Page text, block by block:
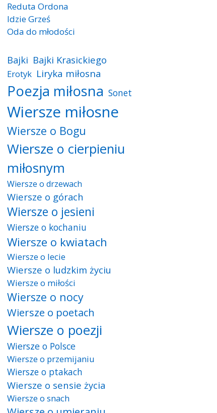
Reduta Ordona
Idzie Grześ
Oda do młodości
Bajki Bajki Krasickiego
Erotyk Liryka miłosna
Poezja miłosna Sonet
Wiersze miłosne
Wiersze o Bogu
Wiersze o cierpieniu
miłosnym
Wiersze o drzewach
Wiersze o górach
Wiersze o jesieni
Wiersze o kochaniu
Wiersze o kwiatach
Wiersze o lecie
Wiersze o ludzkim życiu
Wiersze o miłości
Wiersze o nocy
Wiersze o poetach
Wiersze o poezji
Wiersze o Polsce
Wiersze o przemijaniu
Wiersze o ptakach
Wiersze o sensie życia
Wiersze o snach